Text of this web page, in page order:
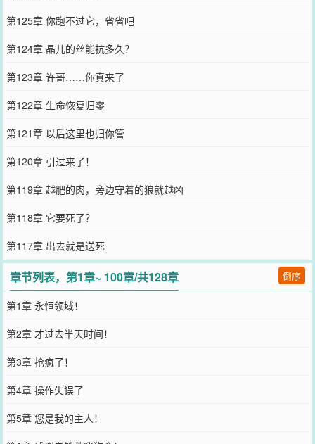
第125章 你跑不过它，省省吧
第124章 晶儿的丝能抗多久？
第123章 许哥……你真来了
第122章 生命恢复归零
第121章 以后这里也归你管
第120章 引过来了！
第119章 越肥的肉，旁边守着的狼就越凶
第118章 它要死了？
第117章 出去就是送死
章节列表，第1章~ 100章/共128章 倒序
第1章 永恒领域！
第2章 才过去半天时间！
第3章 抢疯了！
第4章 操作失误了
第5章 您是我的主人！